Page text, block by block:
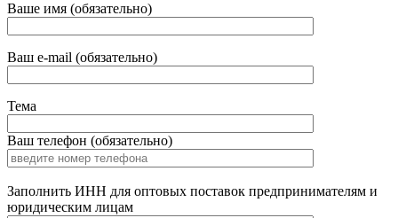
Ваше имя (обязательно)
Ваш e-mail (обязательно)
Тема
Ваш телефон (обязательно)
Заполнить ИНН для оптовых поставок предпринимателям и
юридическим лицам